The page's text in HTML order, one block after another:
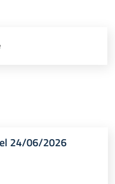
24/06/2026